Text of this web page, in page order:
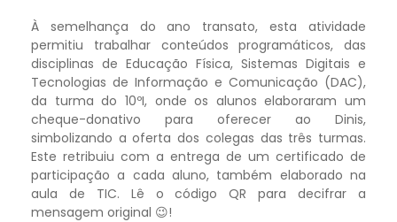
À semelhança do ano transato, esta atividade
permitiu trabalhar conteúdos programáticos, das
disciplinas de Educação Física, Sistemas Digitais e
Tecnologias de Informação e Comunicação (DAC),
da turma do 10ºI, onde os alunos elaboraram um
cheque-donativo para oferecer ao Dinis,
simbolizando a oferta dos colegas das três turmas.
Este retribuiu com a entrega de um certificado de
participação a cada aluno, também elaborado na
aula de TIC. Lê o código QR para decifrar a
mensagem original 😉!